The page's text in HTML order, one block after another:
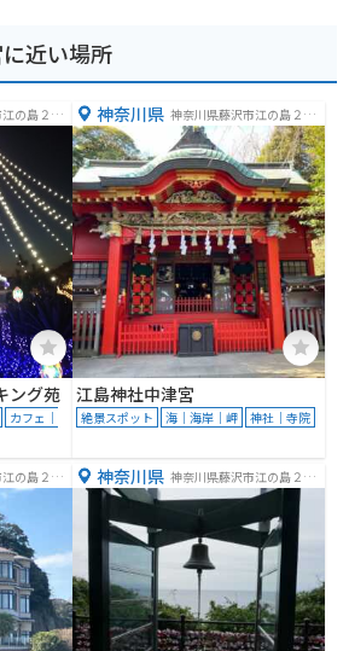
近い場所
の島２丁
ング苑
カフェ｜
神奈川県 神奈川県藤沢市江の島２丁
目３−２１
江島神社中津宮
絶景スポット 海｜海岸｜岬 神社｜寺院
の島２丁
神奈川県 神奈川県藤沢市江の島２丁